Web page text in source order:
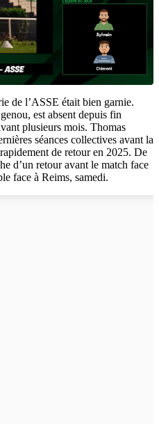
de l’ASSE était bien garnie.
est absent depuis fin
plusieurs mois. Thomas
séances collectives avant la
de retour en 2025. De
d’un retour avant le match face
face à Reims, samedi.